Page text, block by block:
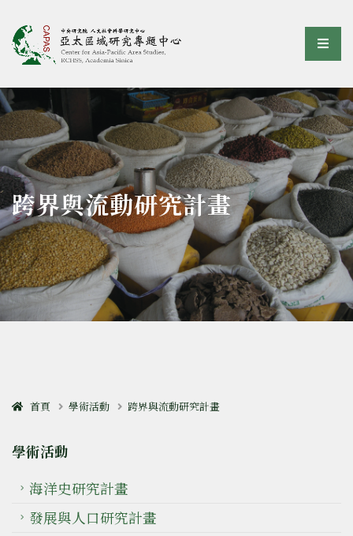
亞太區域研究專題中心選
:::
跨界與流動研究計畫
首頁 學術活動 跨界與流動研究計畫
學術活動
海洋史研究計畫
發展與人口研究計畫